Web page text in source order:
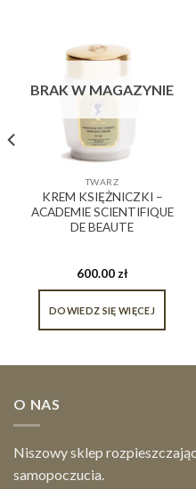
BRAK W MAGAZYNIE
TWARZ
KREM KSIĘŻNICZKI –
ACADEMIE SCIENTIFIQUE
DE BEAUTE
600.00 zł
DOWIEDZ SIĘ WIĘCEJ
O NAS
Niszowy sklep
samopoczucia.